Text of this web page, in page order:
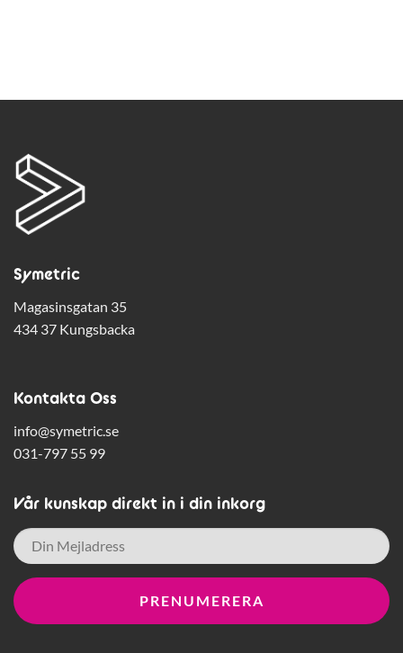
Symetric
Magasinsgatan 35
434 37 Kungsbacka
Kontakta Oss
info@symetric.se
031-797 55 99
Vår kunskap direkt in i din inkorg
E-
post *